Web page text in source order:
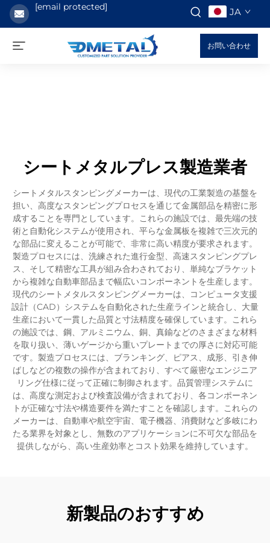
[email protected] JA
お問い合わせ
シートメタルプレス製造業者
シートメタルスタンピングメーカーは、現代の工業製造の基盤を
担い、高度なスタンピングプロセスを通じて金属部品を精密に形
成することを専門としています。これらの施設では、最先端の技
術と自動化システムが使用され、平らな金属板を複雑で三次元的
な部品に変えることが可能で、非常に高い精度が要求されます。
製造プロセスには、洗練された進行金型、高速スタンピングプレ
ス、そして精密な工具が組み合わされており、単純なブラケット
から複雑な自動車部品まで幅広いコンポーネントを生産します。
現代のシートメタルスタンピングメーカーは、コンピュータ支援
設計（CAD）システムを自動化された生産ラインと統合し、大量
生産において一貫した品質と寸法精度を確保しています。これら
の施設では、鋼、アルミニウム、銅、真鍮などのさまざまな材料
を取り扱い、薄いゲージから重いプレートまでの厚さに対応可能
です。製造プロセスには、ブランキング、ピアス、成形、引き伸
ばしなどの複数の操作が含まれており、すべて厳密なエンジニア
リング仕様に従って正確に制御されます。品質管理システムに
は、高度な測定および検査設備が含まれており、各コンポーネン
トが正確な寸法や構造要件を満たすことを確認します。これらの
メーカーは、自動車や航空宇宙、電子機器、消費財など多岐にわ
たる業界を対象とし、無数のアプリケーションに不可欠な部品を
提供しながら、高い生産効率とコスト効果を維持しています。
新製品のおすすめ